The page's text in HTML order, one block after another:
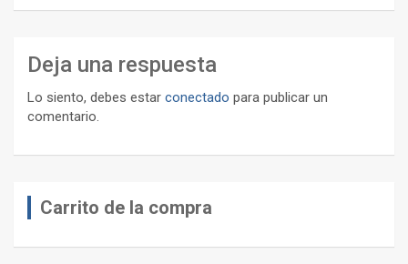
Deja una respuesta
Lo siento, debes estar conectado para publicar un
comentario.
Carrito de la compra